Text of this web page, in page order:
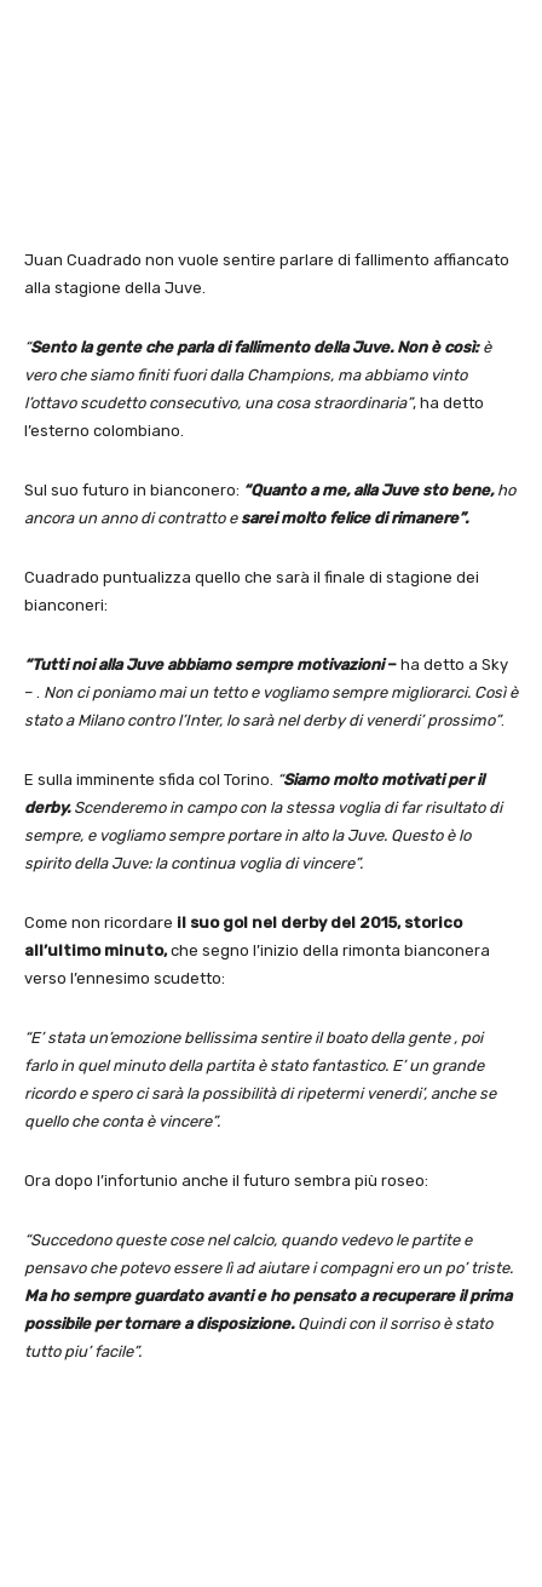
Juan Cuadrado non vuole sentire parlare di fallimento affiancato
alla stagione della Juve.
“Sento la gente che parla di fallimento della Juve. Non è così:è
vero che siamo finiti fuori dalla Champions, ma abbiamo vinto
l’ottavo scudetto consecutivo, una cosa straordinaria”, ha detto
l’esterno colombiano.
Sul suo futuro in bianconero: “Quanto a me, alla Juve sto bene,ho
ancora un anno di contratto esarei molto felice di rimanere”.
Cuadrado puntualizza quello che sarà il finale di stagione dei
bianconeri:
“Tutti noi alla Juve abbiamo sempre motivazioni– ha detto a Sky
– . Non ci poniamo mai un tetto e vogliamo sempre migliorarci. Così è
stato a Milano contro l’Inter, lo sarà nel derby di venerdi’ prossimo”.
E sulla imminente sfida col Torino. “Siamo molto motivati per il
derby.Scenderemo in campo con la stessa voglia di far risultato di
sempre, e vogliamo sempre portare in alto la Juve. Questo è lo
spirito della Juve: la continua voglia di vincere”.
Come non ricordare il suo gol nel derby del 2015, storico
all’ultimo minuto,che segno l’inizio della rimonta bianconera
verso l’ennesimo scudetto:
“E’ stata un’emozione bellissima sentire il boato della gente , poi
farlo in quel minuto della partita è stato fantastico. E’ un grande
ricordo e spero ci sarà la possibilità di ripetermi venerdi’, anche se
quello che conta è vincere”.
Ora dopo l’infortunio anche il futuro sembra più roseo:
“Succedono queste cose nel calcio, quando vedevo le partite e
pensavo che potevo essere lì ad aiutare i compagni ero un po’ triste.
Ma ho sempre guardato avanti e ho pensato a recuperare il prima
possibile per tornare a disposizione.Quindi con il sorriso è stato
tutto piu’ facile”.